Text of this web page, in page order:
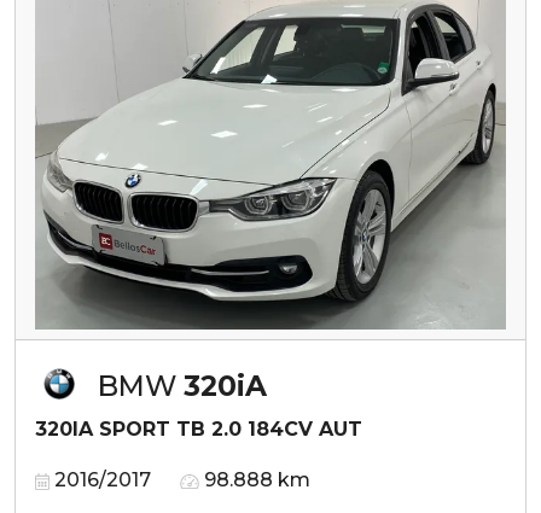
BMW 320iA
320IA SPORT TB 2.0 184CV AUT
2016/2017 98.888 km